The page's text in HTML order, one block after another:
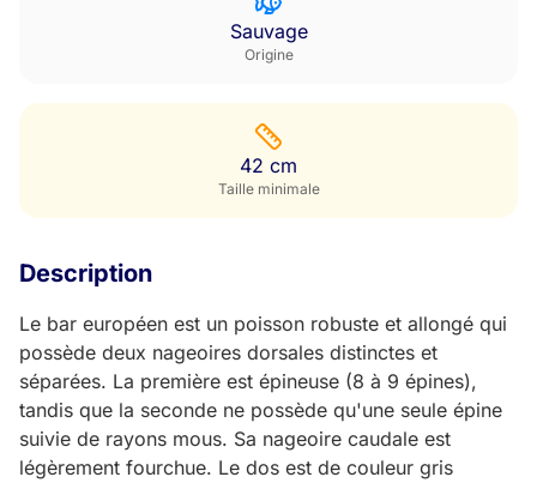
Sauvage
Origine
42 cm
Taille minimale
Description
Le bar européen est un poisson robuste et allongé qui
possède deux nageoires dorsales distinctes et
séparées. La première est épineuse (8 à 9 épines),
tandis que la seconde ne possède qu'une seule épine
suivie de rayons mous. Sa nageoire caudale est
légèrement fourchue. Le dos est de couleur gris